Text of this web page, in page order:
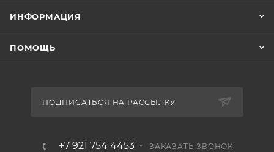
ИНФОРМАЦИЯ
ПОМОЩЬ
ПОДПИСАТЬСЯ НА РАССЫЛКУ
+7 921 754 4453 ЗАКАЗАТЬ ЗВОНОК